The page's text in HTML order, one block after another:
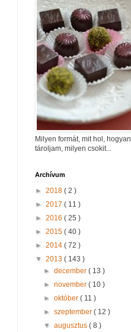
Milyen formát, mit hol, hogyan
tároljam, milyen csokit...
Archívum
► 2018 ( 2 )
► 2017 ( 11 )
► 2016 ( 25 )
► 2015 ( 40 )
► 2014 ( 72 )
▼ 2013 ( 143 )
►december( 13 )
►november( 10 )
►október( 11 )
►szeptember( 12 )
▼augusztus( 8 )